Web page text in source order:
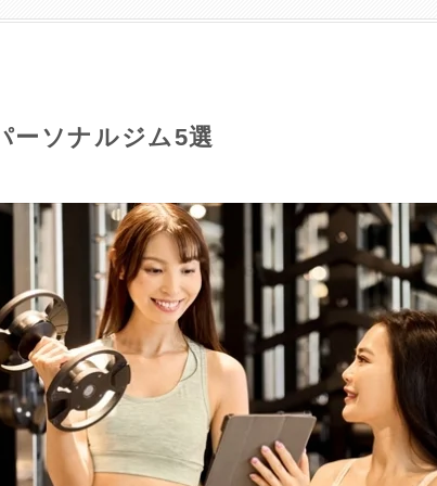
ーソナルジム5選